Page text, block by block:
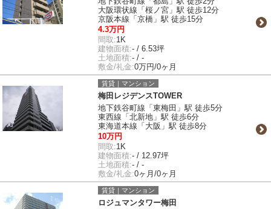
大阪環状線「桜ノ宮」駅 徒歩12分
京阪本線「京橋」駅 徒歩15分
4.3万円
間取:1K
建物面積:- / 6.53坪
土地面積:- / -
敷金/礼金:0万円/0ヶ月
賃貸｜マンション
梅田レジデンスTOWER
地下鉄谷町線「東梅田」駅 徒歩5分
東西線「北新地」駅 徒歩6分
東海道本線「大阪」駅 徒歩8分
10万円
間取:1K
建物面積:- / 12.97坪
土地面積:- / -
敷金/礼金:0ヶ月/0ヶ月
賃貸｜マンション
ロジュマンタワー梅田